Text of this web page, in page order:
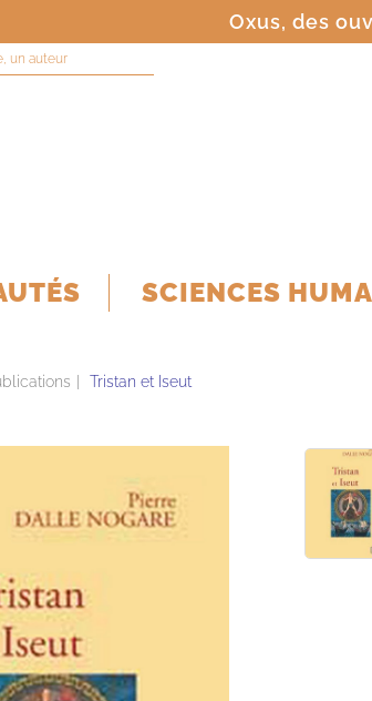
Oxus, des
SCIENCES
Tristan et Iseut